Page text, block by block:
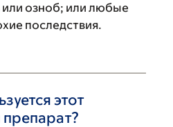
или озноб; или любые
последствия.
этот